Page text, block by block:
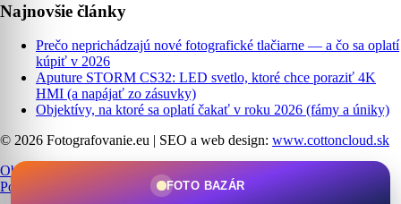
Najnovšie články
Prečo neprichádzajú nové fotografické tlačiarne — a čo sa oplatí
kúpiť v 2026
Aputure STORM CS32: LED svetlo, ktoré chce poraziť 4K
HMI (a napájať zo zásuvky)
Objektívy, na ktoré sa oplatí čakať v roku 2026 (fámy a úniky)
© 2026 Fotografovanie.eu | SEO a web design: www.cottoncloud.sk
Obchodné podmienky
Podmienky používania
FOTO BAZÁR